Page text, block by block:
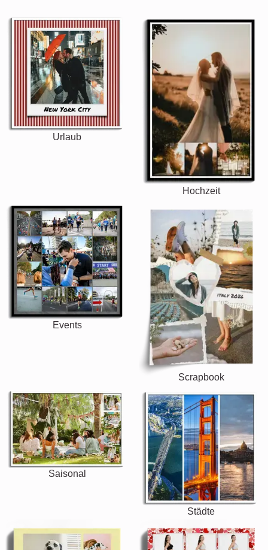
Urlaub
Hochzeit
Events
Scrapbook
Saisonal
Städte